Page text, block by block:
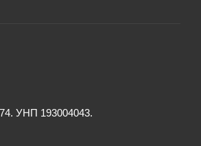
УНП 193004043.